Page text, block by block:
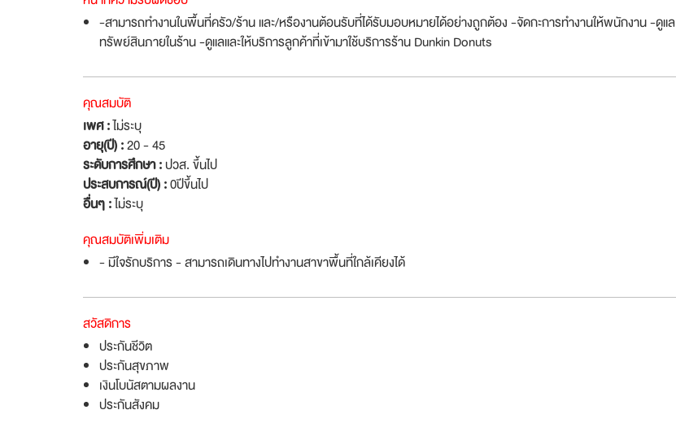
-สามารถทำงานในพื้นที่ครัว/ร้าน และ/หรืองานต้อนรับที่ได้รับมอบหมายได้อย่างถูกต้อง -จัดกะการทำงานให้พนักงาน -ดูแล
ทรัพย์สินภายในร้าน -ดูแลและให้บริการลูกค้าที่เข้ามาใช้บริการร้าน Dunkin Donuts
คุณสมบัติ
เพศ :ไม่ระบุ
อายุ(ปี) :20 - 45
ระดับการศึกษา :ปวส. ขึ้นไป
ประสบการณ์(ปี) :0ปีขึ้นไป
อื่นๆ :ไม่ระบุ
คุณสมบัติเพิ่มเติม
- มีใจรักบริการ - สามารถเดินทางไปทำงานสาขาพื้นที่ใกล้เคียงได้
สวัสดิการ
ประกันชีวิต
ประกันสุขภาพ
เงินโบนัสตามผลงาน
ประกันสังคม